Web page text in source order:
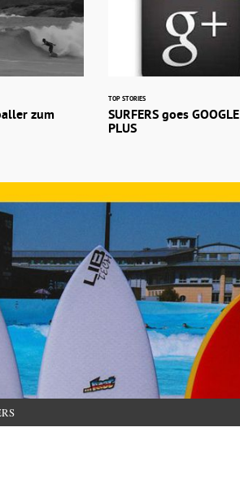
zum
TOP STORIES
SURFERS goes GOOGLE
PLUS